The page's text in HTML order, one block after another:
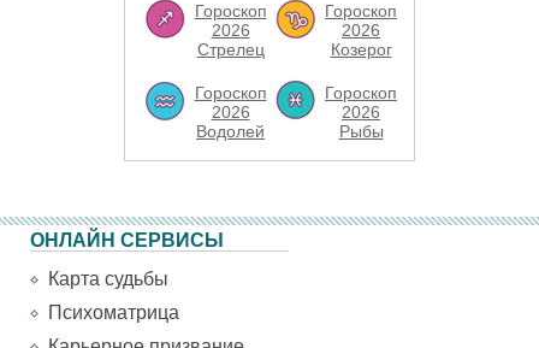
Гороскоп
2026
Стрелец
Гороскоп
2026
Козерог
Гороскоп
2026
Водолей
Гороскоп
2026
Рыбы
ОНЛАЙН СЕРВИСЫ
Карта судьбы
Психоматрица